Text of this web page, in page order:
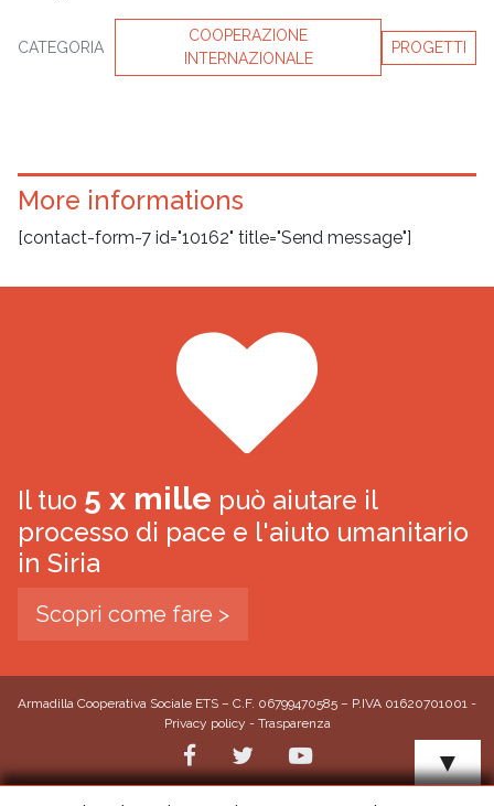
CATEGORIA
COOPERAZIONE
INTERNAZIONALE
PROGETTI
More informations
[contact-form-7 id="10162" title="Send message"]
Il tuo 5 x mille può aiutare il
processo di pace e l'aiuto umanitario
in Siria
Scopri come fare >
Armadilla Cooperativa Sociale ETS – C.F. 06799470585 – P.IVA 01620701001 -
Privacy policy - Trasparenza
▼